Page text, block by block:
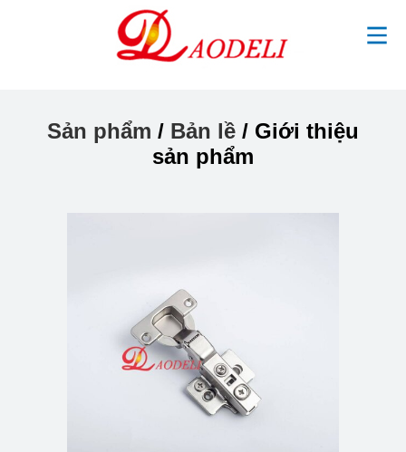
Sản phẩm / Bản lề / Giới thiệu
sản phẩm